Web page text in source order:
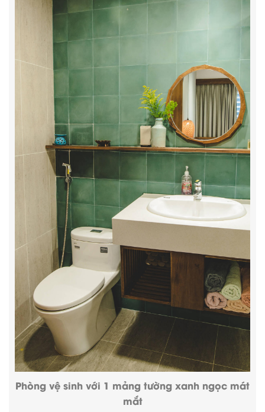
Phòng vệ sinh với 1 mảng tường xanh ngọc mát
mắt